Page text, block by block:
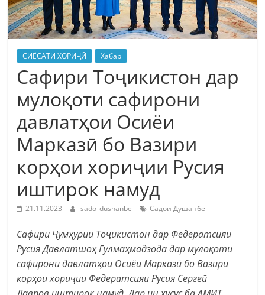
СИЁСАТИ ХОРИҶӢ Хабар
Сафири Тоҷикистон дар
мулоқоти сафирони
давлатҳои Осиёи
Марказӣ бо Вазири
корҳои хориҷии Русия
иштирок намуд
21.11.2023 sado_dushanbe Садои Душанбе
Сафири Ҷумҳурии Тоҷикистон дар Федератсияи
Русия Давлатшоҳ Гулмаҳмадзода дар мулоқоти
сафирони давлатҳои Осиёи Марказӣбо Вазири
корҳои хориҷии Федератсияи Русия Сергей